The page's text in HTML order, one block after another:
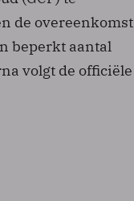
de overeenkomst
beperkt aantal
volgt de officiële